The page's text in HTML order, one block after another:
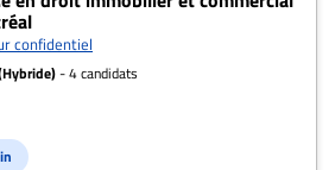
confidentiel
- 4 candidats